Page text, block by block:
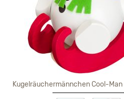
Kugelräuchermännchen Cool-